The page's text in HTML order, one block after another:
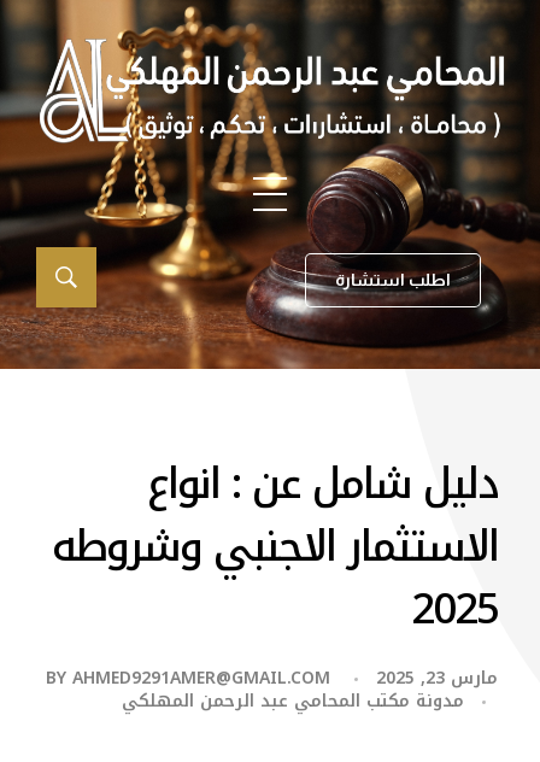
اطلب استشارة
دليل شامل عن : انواع
الاستثمار الاجنبي وشروطه
2025
مارس 23, 2025 BYAHMED9291AMER@GMAIL.COM
مدونة مكتب المحامي عبد الرحمن المهلكي